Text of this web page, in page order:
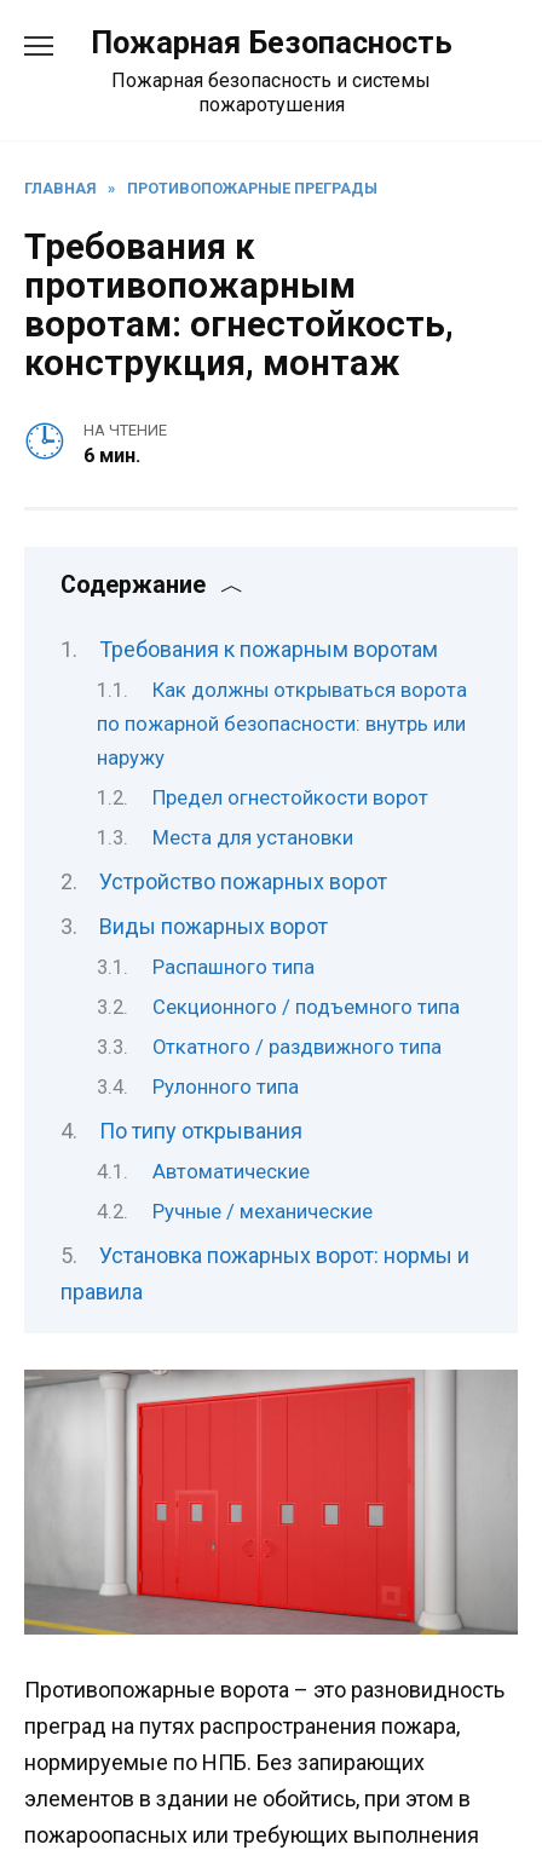
содержанию
Пожарная Безопасность
Пожарная безопасность и системы
пожаротушения
ГЛАВНАЯ » ПРОТИВОПОЖАРНЫЕ ПРЕГРАДЫ
Требования к
противопожарным
воротам: огнестойкость,
конструкция, монтаж
НА ЧТЕНИЕ
6 мин.
Содержание
Требования к пожарным воротам
Как должны открываться ворота
по пожарной безопасности: внутрь или
наружу
Предел огнестойкости ворот
Места для установки
Устройство пожарных ворот
Виды пожарных ворот
Распашного типа
Секционного / подъемного типа
Откатного / раздвижного типа
Рулонного типа
По типу открывания
Автоматические
Ручные / механические
Установка пожарных ворот: нормы и
правила
Противопожарные ворота – это разновидность
преград на путях распространения пожара,
нормируемые по НПБ. Без запирающих
элементов в здании не обойтись, при этом в
пожароопасных или требующих выполнения